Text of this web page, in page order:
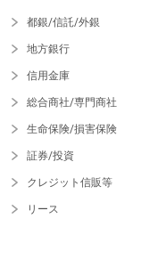
都銀/信託/外銀
地方銀行
信用金庫
総合商社/専門商社
生命保険/損害保険
証券/投資
クレジット信販等
リース